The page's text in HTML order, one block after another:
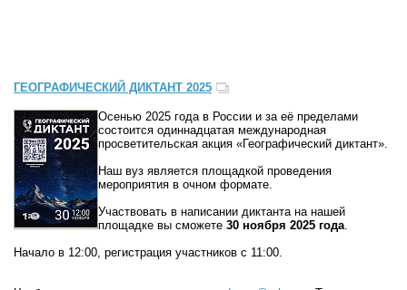
ГЕОГРАФИЧЕСКИЙ ДИКТАНТ 2025
Осенью 2025 года в России и за её пределами
состоится одиннадцатая международная
просветительская акция «Географический диктант».
Наш вуз является площадкой проведения
мероприятия в очном формате.
Участвовать в написании диктанта на нашей
площадке вы сможете 30 ноября 2025 года
Начало в 12:00, регистрация участников с 11:00.